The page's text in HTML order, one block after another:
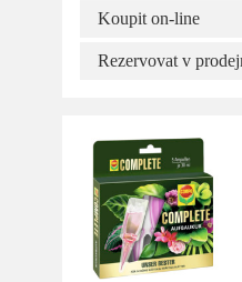
Koupit on-line
Rezervovat v